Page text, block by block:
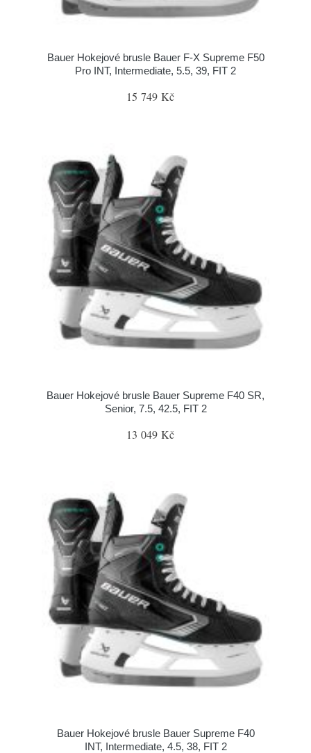
Bauer Hokejové brusle Bauer F-X Supreme F50
Pro INT, Intermediate, 5.5, 39, FIT 2
15 749 Kč
Bauer Hokejové brusle Bauer Supreme F40 SR,
Senior, 7.5, 42.5, FIT 2
13 049 Kč
Bauer Hokejové brusle Bauer Supreme F40
INT, Intermediate, 4.5, 38, FIT 2